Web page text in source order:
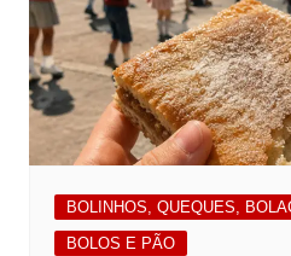
BOLINHOS, QUEQUES,
BOLOS E PÃO